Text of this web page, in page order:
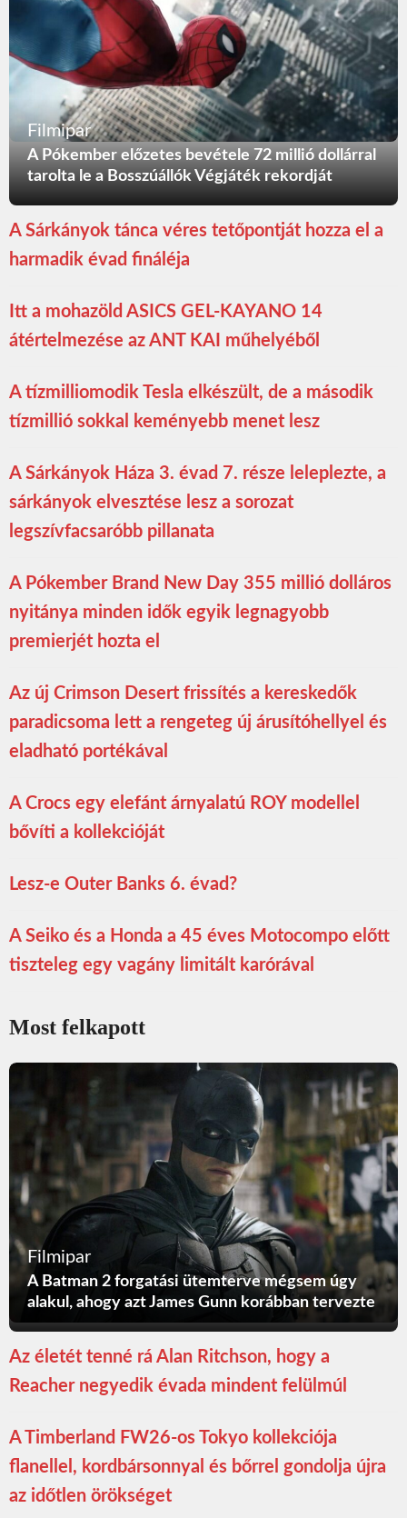
Filmipar
A Pókember előzetes bevétele 72 millió dollárral
tarolta le a Bosszúállók Végjáték rekordját
A Sárkányok tánca véres tetőpontját hozza el a
harmadik évad fináléja
Itt a mohazöld ASICS GEL-KAYANO 14
átértelmezése az ANT KAI műhelyéből
A tízmilliomodik Tesla elkészült, de a második
tízmillió sokkal keményebb menet lesz
A Sárkányok Háza 3. évad 7. része leleplezte, a
sárkányok elvesztése lesz a sorozat
legszívfacsaróbb pillanata
A Pókember Brand New Day 355 millió dolláros
nyitánya minden idők egyik legnagyobb
premierjét hozta el
Az új Crimson Desert frissítés a kereskedők
paradicsoma lett a rengeteg új árusítóhellyel és
eladható portékával
A Crocs egy elefánt árnyalatú ROY modellel
bővíti a kollekcióját
Lesz-e Outer Banks 6. évad?
A Seiko és a Honda a 45 éves Motocompo előtt
tiszteleg egy vagány limitált karórával
Most felkapott
Filmipar
A Batman 2 forgatási ütemterve mégsem úgy
alakul, ahogy azt James Gunn korábban tervezte
Az életét tenné rá Alan Ritchson, hogy a
Reacher negyedik évada mindent felülmúl
A Timberland FW26-os Tokyo kollekciója
flanellel, kordbársonnyal és bőrrel gondolja újra
az időtlen örökséget